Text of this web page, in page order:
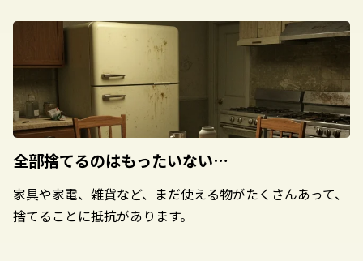
全部捨てるのはもったいない…
家具や家電、雑貨など、まだ使える物がたくさんあって、
捨てることに抵抗があります。